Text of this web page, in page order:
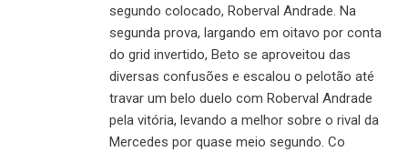
segundo colocado, Roberval Andrade. Na
segunda prova, largando em oitavo por conta
do grid invertido, Beto se aproveitou das
diversas confusões e escalou o pelotão até
travar um belo duelo com Roberval Andrade
pela vitória, levando a melhor sobre o rival da
Mercedes por quase meio segundo. Co